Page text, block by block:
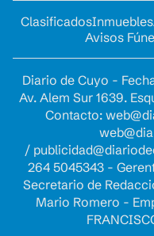
ClasificadosInmuebles
Avisos
Diario de Cuyo -
Av. Alem Sur 1639.
Contacto:
/
264 5045343 -
Secretario de
Mario Romero -